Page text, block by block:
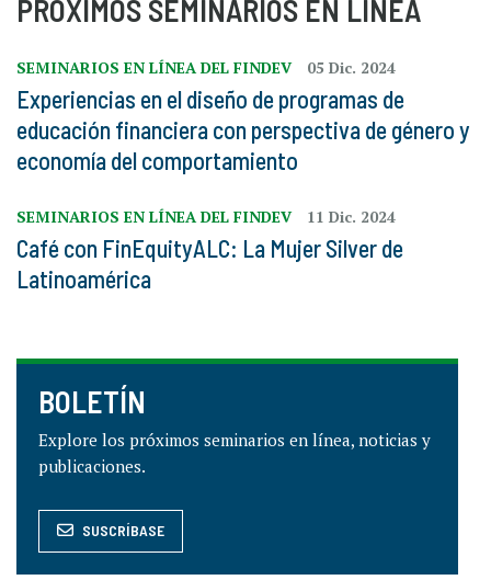
PRÓXIMOS SEMINARIOS EN LÍNEA
SEMINARIOS EN LÍNEA DEL FINDEV 05 Dic. 2024
Experiencias en el diseño de programas de
educación financiera con perspectiva de género y
economía del comportamiento
SEMINARIOS EN LÍNEA DEL FINDEV 11 Dic. 2024
Café con FinEquityALC: La Mujer Silver de
Latinoamérica
BOLETÍN
Explore los próximos seminarios en línea, noticias y
publicaciones.
SUSCRÍBASE